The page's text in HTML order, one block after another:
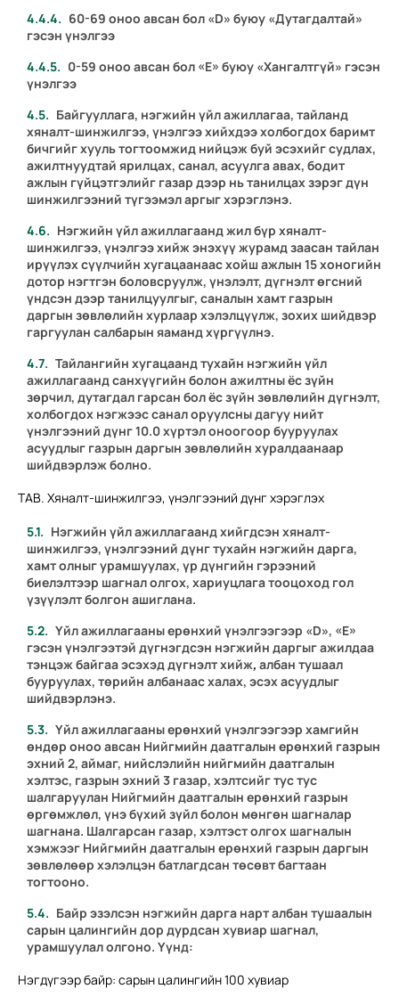
60-69 оноо авсан бол «D» буюу «Дутагдалтай»
гэсэн үнэлгээ
0-59 оноо авсан бол «Е» буюу «Хангалтгүй» гэсэн
үнэлгээ
Байгууллага, нэгжийн үйл ажиллагаа, тайланд
хяналт-шинжилгээ, үнэлгээ хийхдээ холбогдох баримт
бичгийг хууль тогтоомжид нийцэж буй эсэхийг судлах,
ажилтнуудтай ярилцах, санал, асуулга авах, бодит
ажлын гүйцэтгэлийг газар дээр нь танилцах зэрэг дүн
шинжилгээний түгээмэл аргыг хэрэглэнэ.
Нэгжийн үйл ажиллагаанд жил бүр хяналт-
шинжилгээ, үнэлгээ хийж энэхүү журамд заасан тайлан
ирүүлэх сүүлчийн хугацаанаас хойш ажлын 15 хоногийн
дотор нэгтгэн боловсруулж, үнэлэлт, дүгнэлт өгсний
үндсэн дээр танилцуулгыг, саналын хамт газрын
даргын зөвлөлийн хурлаар хэлэлцүүлж, зохих шийдвэр
гаргуулан салбарын яаманд хүргүүлнэ.
Тайлангийн хугацаанд тухайн нэгжийн үйл
ажиллагаанд санхүүгийн болон ажилтны ёс зүйн
зөрчил, дутагдал гарсан бол ёс зүйн зөвлөлийн дүгнэлт,
холбогдох нэгжээс санал оруулсны дагуу нийт
үнэлгээний дүнг 10.0 хүртэл оноогоор бууруулах
асуудлыг газрын даргын зөвлөлийн хуралдаанаар
шийдвэрлэж болно.
ТАВ. Хяналт-шинжилгээ, үнэлгээний дүнг хэрэглэх
Нэгжийн үйл ажиллагаанд хийгдсэн хяналт-
шинжилгээ, үнэлгээний дүнг тухайн нэгжийн дарга,
хамт олныг урамшуулах, үр дүнгийн гэрээний
биелэлтээр шагнал олгох, хариуцлага тооцоход гол
үзүүлэлт болгон ашиглана.
Үйл ажиллагааны ерөнхий үнэлгээгээр «D», «E»
гэсэн үнэлгээтэй дүгнэгдсэн нэгжийн даргыг ажилдаа
тэнцэж байгаа эсэхэд дүгнэлт хийж, албан тушаал
бууруулах, төрийн албанаас халах, эсэх асуудлыг
шийдвэрлэнэ.
Үйл ажиллагааны ерөнхий үнэлгээгээр хамгийн
өндөр оноо авсан Нийгмийн даатгалын ерөнхий газрын
эхний 2, аймаг, нийслэлийн нийгмийн даатгалын
хэлтэс, газрын эхний 3 газар, хэлтсийг тус тус
шалгаруулан Нийгмийн даатгалын ерөнхий газрын
өргөмжлөл, үнэ бүхий зүйл болон мөнгөн шагналар
шагнана. Шалгарсан газар, хэлтэст олгох шагналын
хэмжээг Нийгмийн даатгалын ерөнхий газрын даргын
зөвлөлөөр хэлэлцэн батлагдсан төсөвт багтаан
тогтооно.
Байр эзэлсэн нэгжийн дарга нарт албан тушаалын
сарын цалингийн дор дурдсан хувиар шагнал,
урамшуулал олгоно. Үүнд:
Нэгдүгээр байр: сарын цалингийн 100 хувиар